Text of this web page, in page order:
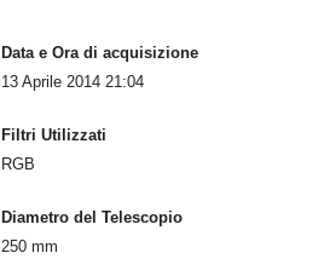
Data e Ora di acquisizione
13 Aprile 2014 21:04
Filtri Utilizzati
RGB
Diametro del Telescopio
250 mm